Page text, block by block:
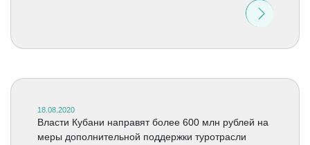
18.08.2020
Власти Кубани направят более 600 млн рублей на
меры дополнительной поддержки туротрасли